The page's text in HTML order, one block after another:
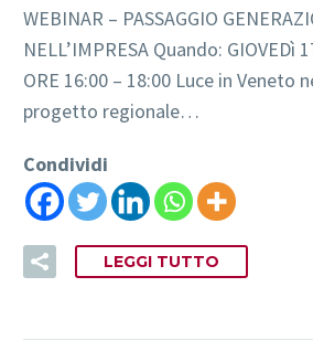
WEBINAR – PASSAGGIO
NELL’IMPRESA Quando: GIOVEDì
ORE 16:00 – 18:00 Luce in Veneto
progetto regionale…
Condividi
LEGGI TUTTO